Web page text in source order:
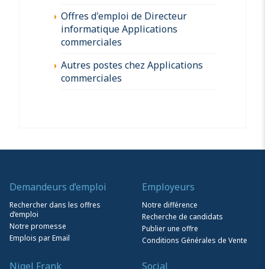
Offres d'emploi de Directeur
informatique Applications
commerciales
Autres postes chez Applications
commerciales
Demandeurs d’emploi
Rechercher dans les offres
d’emploi
Notre promesse
Emplois par Email
Employeurs
Notre différence
Recherche de candidats
Publier une offre
Conditions Générales de Vente
Nigel Frank Social